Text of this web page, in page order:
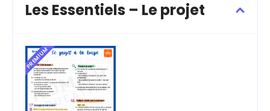
Les Essentiels – Le projet
PREMIUM